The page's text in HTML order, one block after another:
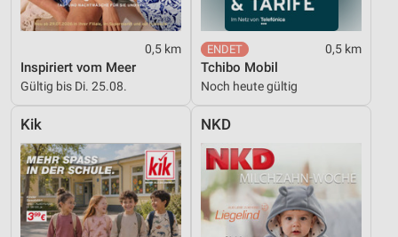
0,5 km
Inspiriert vom Meer
Gültig bis Di. 25.08.
0,5 km
Tchibo Mobil
Noch heute gültig
Kik NKD